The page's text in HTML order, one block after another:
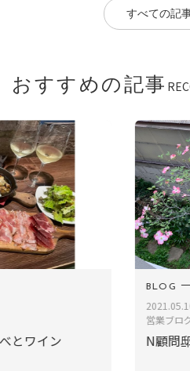
すべての記
おすすめの記事
N顧問邸のお庭から